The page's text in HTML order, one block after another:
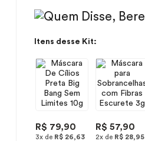
Itens desse Kit:
R$ 79,90
3x de R$ 26,63
R$ 57,90
2x de R$ 28,95